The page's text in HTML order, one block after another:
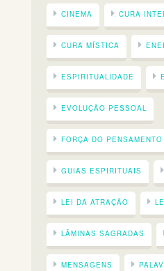
CINEMA CURA
CURA MÍSTICA
ESPIRITUALIDADE
EVOLUÇÃO PESSOAL
FORÇA DO PENSAMENTO
GUIAS ESPIRITUAIS
LEI DA ATRAÇÃO
LÂMINAS SAGRADAS
MENSAGENS